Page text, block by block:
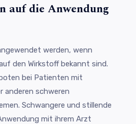
auf die Anwendung
werden, wenn
den Wirkstoff bekannt sind.
bei Patienten mit
anderen schweren
Schwangere und stillende
mit ihrem Arzt